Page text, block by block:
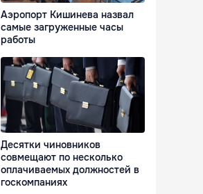
Аэропорт Кишинева назвал
самые загруженные часы
работы
Десятки чиновников
совмещают по несколько
оплачиваемых должностей в
госкомпаниях